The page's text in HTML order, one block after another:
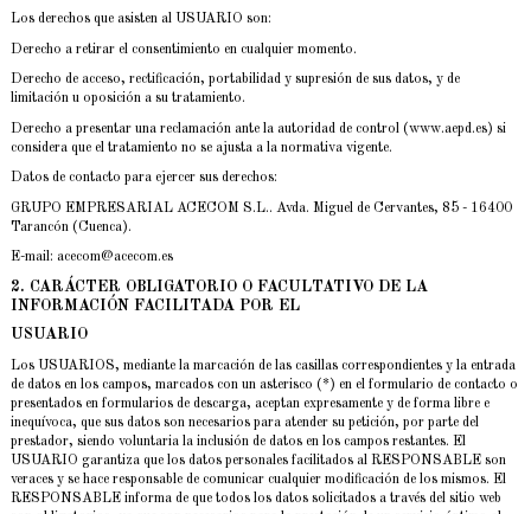
Los derechos que asisten al USUARIO son:
Derecho a retirar el consentimiento en cualquier momento.
Derecho de acceso, rectificación, portabilidad y supresión de sus datos, y de
limitación u oposición a su tratamiento.
Derecho a presentar una reclamación ante la autoridad de control (www.aepd.es) si
considera que el tratamiento no se ajusta a la normativa vigente.
Datos de contacto para ejercer sus derechos:
GRUPO EMPRESARIAL ACECOM S.L.. Avda. Miguel de Cervantes, 85 - 16400
Tarancón (Cuenca).
E-mail: acecom@acecom.es
2. CARÁCTER OBLIGATORIO O FACULTATIVO DE LA
INFORMACIÓN FACILITADA POR EL
USUARIO
Los USUARIOS, mediante la marcación de las casillas correspondientes y la entrada
de datos en los campos, marcados con un asterisco (*) en el formulario de contacto o
presentados en formularios de descarga, aceptan expresamente y de forma libre e
inequívoca, que sus datos son necesarios para atender su petición, por parte del
prestador, siendo voluntaria la inclusión de datos en los campos restantes. El
USUARIO garantiza que los datos personales facilitados al RESPONSABLE son
veraces y se hace responsable de comunicar cualquier modificación de los mismos. El
RESPONSABLE informa de que todos los datos solicitados a través del sitio web